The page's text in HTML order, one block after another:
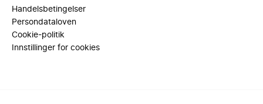
Handelsbetingelser
Persondataloven
Cookie-politik
Innstillinger for cookies